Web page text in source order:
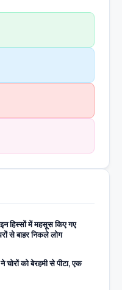
हिस्सों में महसूस किए गए
से बाहर निकले लोग
चोरों को बेरहमी से पीटा, एक